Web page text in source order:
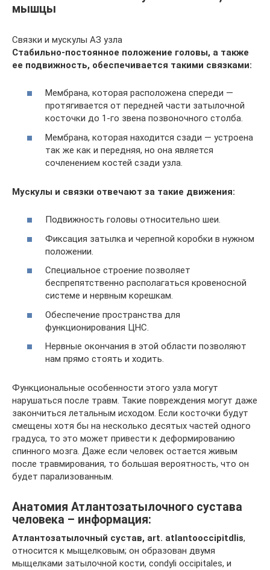
мышцы
Связки и мускулы АЗ узла
Стабильно-постоянное положение головы, а также
ее подвижность, обеспечивается такими связками:
Мембрана, которая расположена спереди —
протягивается от передней части затылочной
косточки до 1-го звена позвоночного столба.
Мембрана, которая находится сзади — устроена
так же как и передняя, но она является
сочленением костей сзади узла.
Мускулы и связки отвечают за такие движения:
Подвижность головы относительно шеи.
Фиксация затылка и черепной коробки в нужном
положении.
Специальное строение позволяет
беспрепятственно располагаться кровеносной
системе и нервным корешкам.
Обеспечение пространства для
функционирования ЦНС.
Нервные окончания в этой области позволяют
нам прямо стоять и ходить.
Функциональные особенности этого узла могут
нарушаться после травм. Такие повреждения могут даже
закончиться летальным исходом. Если косточки будут
смещены хотя бы на несколько десятых частей одного
градуса, то это может привести к деформированию
спинного мозга. Даже если человек остается живым
после травмирования, то большая вероятность, что он
будет парализованным.
Анатомия Атлантозатылочного сустава
человека – информация:
Атлантозатылочный сустав, art. atlantooccipitdlis,
относится к мыщелковым; он образован двумя
мыщелками затылочной кости, condyli occipitales, и